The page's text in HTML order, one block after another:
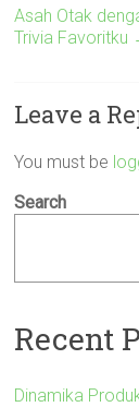
Asah Otak
Trivia Favoritku
Leave a
You must be
Search
Recent
Dinamika